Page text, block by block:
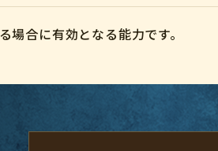
合に有効となる能力です。